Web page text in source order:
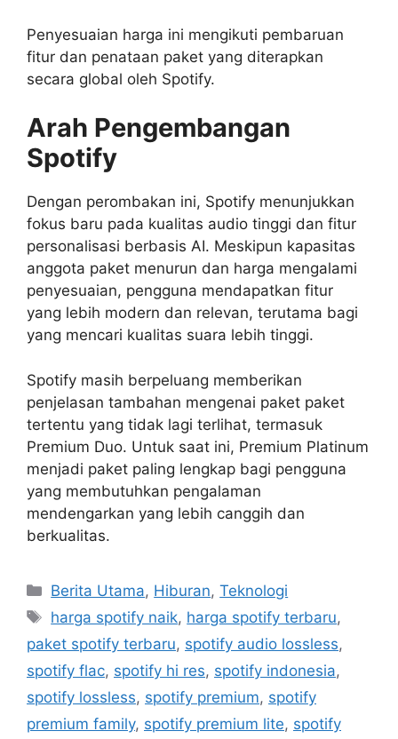
Penyesuaian harga ini mengikuti pembaruan
fitur dan penataan paket yang diterapkan
secara global oleh Spotify.
Arah Pengembangan
Spotify
Dengan perombakan ini, Spotify menunjukkan
fokus baru pada kualitas audio tinggi dan fitur
personalisasi berbasis AI. Meskipun kapasitas
anggota paket menurun dan harga mengalami
penyesuaian, pengguna mendapatkan fitur
yang lebih modern dan relevan, terutama bagi
yang mencari kualitas suara lebih tinggi.
Spotify masih berpeluang memberikan
penjelasan tambahan mengenai paket paket
tertentu yang tidak lagi terlihat, termasuk
Premium Duo. Untuk saat ini, Premium Platinum
menjadi paket paling lengkap bagi pengguna
yang membutuhkan pengalaman
mendengarkan yang lebih canggih dan
berkualitas.
C
a
e
g
o
r
Berita Utama, Hiburan,Teknologi
T
s
harga spotify naik, harga spotify terbaru,
paket spotify terbaru, spotify audio lossless,
spotify flac, spotify hi res, spotify indonesia,
spotify lossless, spotify premium, spotify
premium family, spotify premium lite, spotify